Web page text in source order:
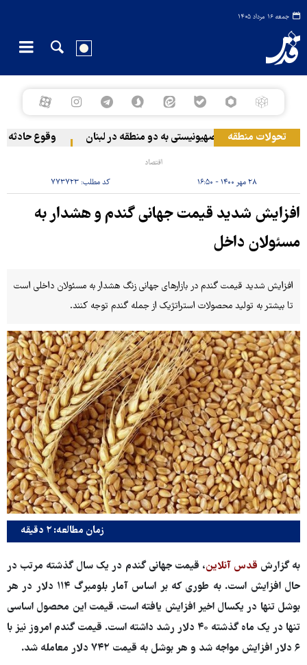
جمعه ۱۶ مرداد ۱۴۰۵
تحولات منطقه
حمله رژیم صهیونیستی به دو منطقه در لبنان وقوع حادثه
اقتصاد
۲۸ مهر ۱۴۰۰ - ۱۶:۵۰ کد مطلب:۷۷۳۷۲۳
افزایش شدید قیمت جهانی گندم و هشدار به
مسئولان داخل
افزایش شدید قیمت گندم در بازارهای جهانی زنگ هشدار به مسئولان داخلی است
تا بیشتر به تولید محصولات استراتژیک از جمله گندم توجه کنند.
زمان مطالعه: ۲ دقیقه
به گزارش قدس آنلاین، قیمت جهانی گندم در یک سال گذشته مرتب در
حال افزایش است. به طوری که بر اساس آمار بلومبرگ ۱۱۴ دلار در هر
بوشل تنها در یکسال اخیر افزایش یافته است. قیمت این محصول اساسی
تنها در یک ماه گذشته ۴۰ دلار رشد داشته است. قیمت گندم امروز نیز با
۶ دلار افزایش مواجه شد و هر بوشل به قیمت ۷۴۲ دلار معامله شد.